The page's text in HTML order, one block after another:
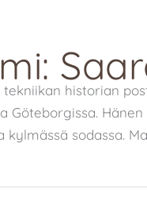
historian
Göteborgissa.
kylmässä sodassa.